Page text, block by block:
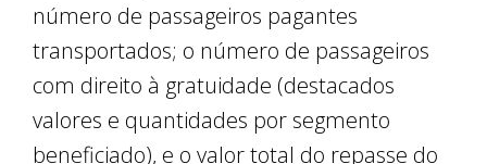
número de passageiros pagantes
transportados; o número de passageiros
com direito à gratuidade (destacados
valores e quantidades por segmento
beneficiado), e o valor total do repasse do